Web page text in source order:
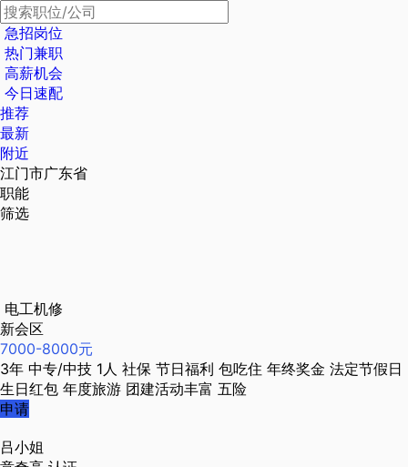
急招岗位
热门兼职
高薪机会
今日速配
推荐
最新
附近
江门市广东省
职能
筛选
电工机修
新会区
7000-8000元
3年 中专/中技 1人 社保 节日福利 包吃住 年终奖金 法定节假日
生日红包 年度旅游 团建活动丰富 五险
申请
吕小姐